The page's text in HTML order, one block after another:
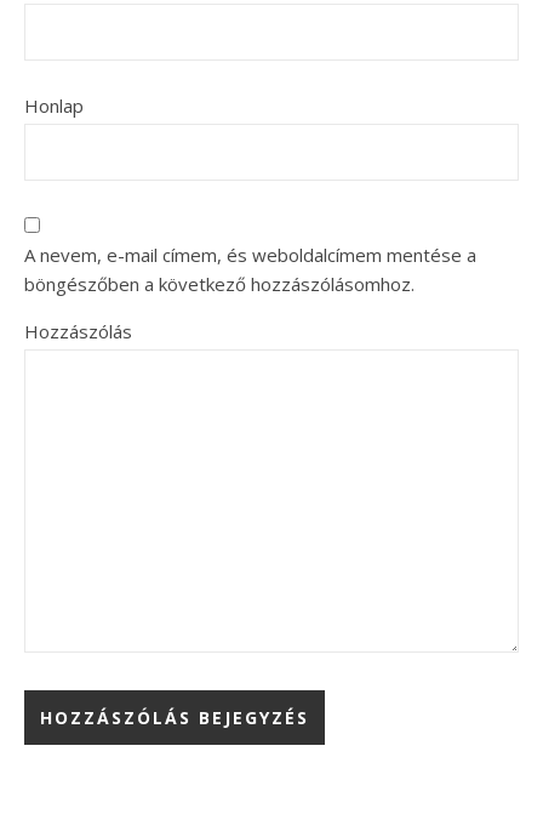
Honlap
A nevem, e-mail címem, és weboldalcímem mentése a
böngészőben a következő hozzászólásomhoz.
Hozzászólás